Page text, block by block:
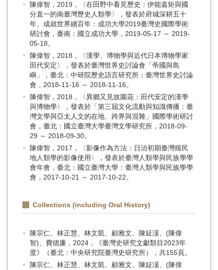
陳偉智，2019，〈在田野中看見歷史：伊能嘉矩與國
分直一的南臺灣歷史人類學〉，發表於府城深耕五十
年、成就世界續百年：成功大學2019臺灣史國際學術
研討會，臺南：國立成功大學，2019-05-17 ～ 2019-
05-18。
陳偉智，2018，〈漢學、博物學與近代日本博物學家
田代安定〉，發表於臺灣世界史討論會「帝國與島
嶼」，臺北：中研院歷史語言研究所：臺灣世界史討論
會，2018-11-16 ～ 2018-11-16。
陳偉智，2018，〈異鄉又見故園花：田代安定的漢學
與博物學〉，發表於「第三屆文化流動與知識傳播：臺
灣文學與亞太人文的在地、跨界與混雜」國際學術研討
會，臺北：國立臺灣大學臺灣文學研究所，2018-09-
29 ～ 2018-09-30。
陳偉智，2017，〈影像作為方法：日治初期臺灣殖民
地人類學的影像使用〉，發表於臺灣人類學與民族學學
會年會，臺北：國立臺灣大學：臺灣人類學與民族學學
會，2017-10-21 ～ 2017-10-22。
Collections (including Oral History)
陳宗仁、林正慧、林文凱、顧雅文、陳姃湲、(陳偉
智)、費德廉，2024，《臺灣史研究文獻類目2023年
度》（臺北：中央研究院臺灣史研究所），共155頁。
陳宗仁、林正慧、林文凱、顧雅文、陳姃湲、(陳偉